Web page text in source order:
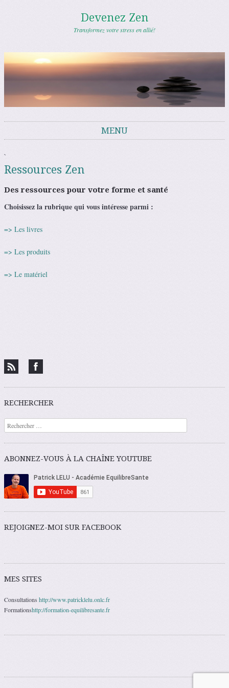
Devenez Zen
Transformez votre stress en allié!
MENU
`
Ressources Zen
Des ressources pour votre forme et santé
Choisissez la rubrique qui vous intéresse parmi :
=> Les livres
=> Les produits
=> Le matériel
RECHERCHER
Recherche
ABONNEZ-VOUS À LA CHAÎNE YOUTUBE
REJOIGNEZ-MOI SUR FACEBOOK
MES SITES
Consultations http://www.patricklelu.onlc.fr
Formationshttp://formation-equilibresante.fr